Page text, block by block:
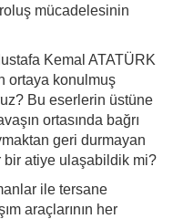
mücadelesinin
Kemal ATATÜRK
ortaya konulmuş
Bu eserlerin üstüne
ortasında bağrı
geri durmayan
bir atiye ulaşabildik mi?
ile tersane
araçlarının her